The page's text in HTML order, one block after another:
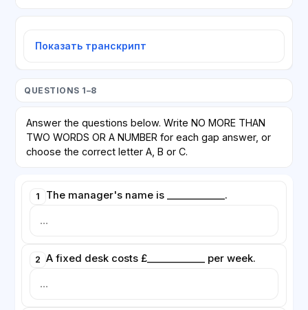
Показать транскрипт
QUESTIONS 1–8
Answer the questions below. Write NO MORE THAN
TWO WORDS OR A NUMBER for each gap answer, or
choose the correct letter A, B or C.
1 The manager's name is ____________.
2 A fixed desk costs £____________ per week.